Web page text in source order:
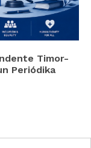
Timor-
Periódika